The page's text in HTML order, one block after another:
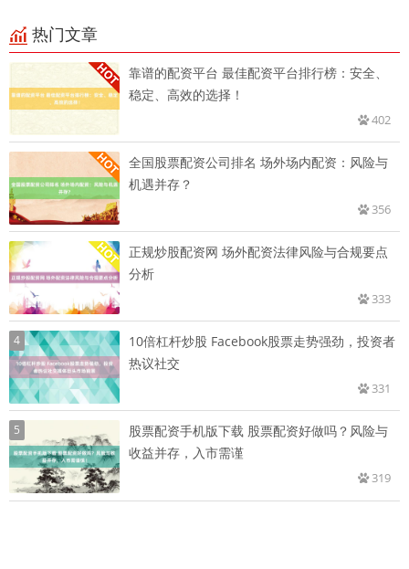
热门文章
靠谱的配资平台 最佳配资平台排行榜：安全、
稳定、高效的选择！
402
全国股票配资公司排名 场外场内配资：风险与
机遇并存？
356
正规炒股配资网 场外配资法律风险与合规要点
分析
333
4
10倍杠杆炒股 Facebook股票走势强劲，投资者
热议社交
331
5
股票配资手机版下载 股票配资好做吗？风险与
收益并存，入市需谨
319